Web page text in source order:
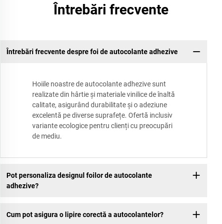
Întrebări frecvente
Întrebări frecvente despre foi de autocolante adhezive
Hoiile noastre de autocolante adhezive sunt
realizate din hârtie și materiale vinilice de înaltă
calitate, asigurând durabilitate și o adeziune
excelentă pe diverse suprafețe. Ofertă inclusiv
variante ecologice pentru clienți cu preocupări
de mediu.
Pot personaliza designul foilor de autocolante
adhezive?
Cum pot asigura o lipire corectă a autocolantelor?